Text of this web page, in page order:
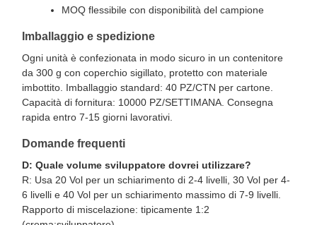
MOQ flessibile con disponibilità del campione
Imballaggio e spedizione
Ogni unità è confezionata in modo sicuro in un contenitore
da 300 g con coperchio sigillato, protetto con materiale
imbottito. Imballaggio standard: 40 PZ/CTN per cartone.
Capacità di fornitura: 10000 PZ/SETTIMANA. Consegna
rapida entro 7-15 giorni lavorativi.
Domande frequenti
D: Quale volume sviluppatore dovrei utilizzare?
R: Usa 20 Vol per un schiarimento di 2-4 livelli, 30 Vol per 4-
6 livelli e 40 Vol per un schiarimento massimo di 7-9 livelli.
Rapporto di miscelazione: tipicamente 1:2